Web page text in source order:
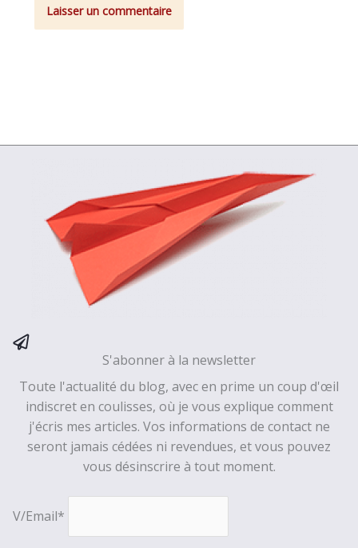
S'abonner à la newsletter
Toute l'actualité du blog, avec en prime un coup d'œil
indiscret en coulisses, où je vous explique comment
j'écris mes articles. Vos informations de contact ne
seront jamais cédées ni revendues, et vous pouvez
vous désinscrire à tout moment.
V/Email*